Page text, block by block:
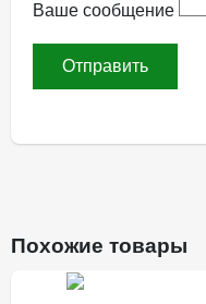
Ваше сообщение
Похожие товары